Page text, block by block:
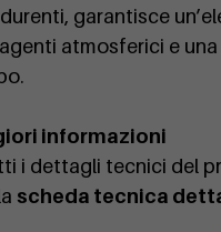
garantisce
atmosferici e una
informazioni
i dettagli tecnici del
scheda tecnica